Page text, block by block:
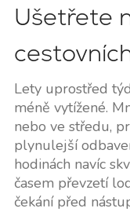
Ušetřete
Lety uprostřed
méně vytížené.
nebo ve středu,
plynulejší
hodinách navíc
časem převzetí
čekání před